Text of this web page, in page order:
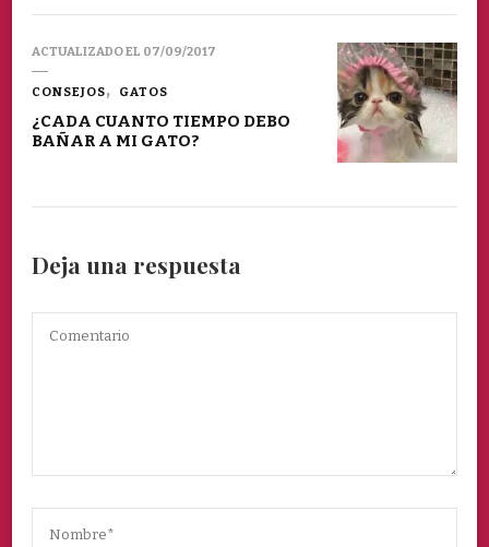
ACTUALIZADO EL 07/09/2017
CONSEJOS GATOS
¿CADA CUANTO TIEMPO DEBO
BAÑAR A MI GATO?
Deja una respuesta